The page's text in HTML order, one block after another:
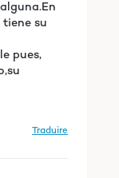
su
pues,
Traduire